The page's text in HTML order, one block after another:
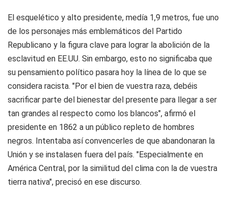
El esquelético y alto presidente, medía 1,9 metros, fue uno
de los personajes más emblemáticos del Partido
Republicano y la figura clave para lograr la abolición de la
esclavitud en EE.UU. Sin embargo, esto no significaba que
su pensamiento político pasara hoy la línea de lo que se
considera racista. "Por el bien de vuestra raza, debéis
sacrificar parte del bienestar del presente para llegar a ser
tan grandes al respecto como los blancos", afirmó el
presidente en 1862 a un público repleto de hombres
negros. Intentaba así convencerles de que abandonaran la
Unión y se instalasen fuera del país. "Especialmente en
América Central, por la similitud del clima con la de vuestra
tierra nativa", precisó en ese discurso.